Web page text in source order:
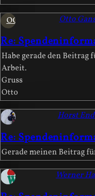
OG
Re:
Otto
Habe gerade den
Arbeit.
Gruss
Otto
Re:
Horst
Gerade meinen Beitrag
Werner